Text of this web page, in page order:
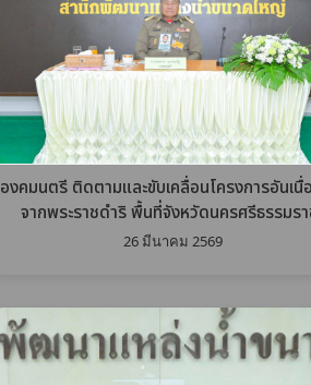
องคมนตรี ติดตามและขับเคลื่อนโครงการอันเนื่
จากพระราชดำริ พื้นที่จังหวัดนครศรีธรรมร
26 มีนาคม 2569